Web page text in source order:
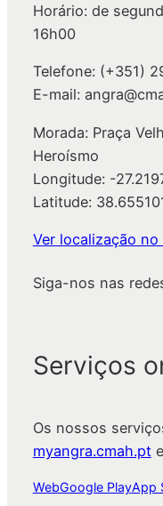
Horário: de
16h00
Telefone: (+351)
E-mail:
Morada: Praça
Heroísmo
Longitude: -
Latitude:
Ver localização no
Siga-nos nas
Serviços
Os nossos
myangra.cmah.pte
WebGoogle PlayApp